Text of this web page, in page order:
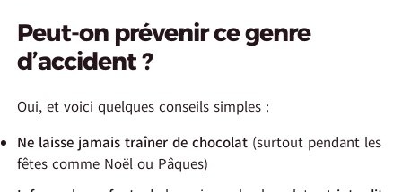
Peut-on prévenir ce genre
d’accident ?
Oui, et voici quelques conseils simples :
Ne laisse jamais traîner de chocolat (surtout pendant les
fêtes comme Noël ou Pâques)